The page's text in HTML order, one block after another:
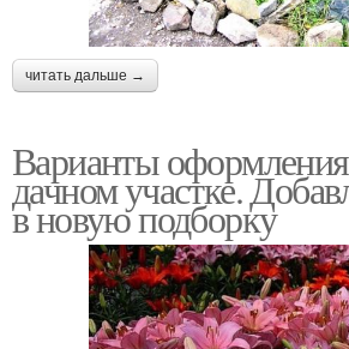
читать дальше →
Варианты
дачном участке.
в новую подборку